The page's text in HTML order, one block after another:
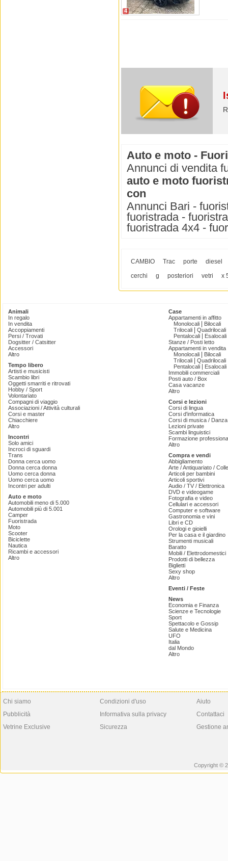
4
Auto e moto -
Annunci di vendita
auto e moto
con
Annunci Bari -
fuoristrada -
fuoristrada 4x4 -
CAMBIO Trac porte
diesel
cerchi
g posteriori vetri x
Animali
In regalo
In vendita
Accoppiamenti
Persi / Trovati
Dogsitter / Catsitter
Accessori
Altro
Tempo libero
Artisti e musicisti
Scambio libri
Oggetti smarriti e ritrovati
Hobby / Sport
Volontariato
Compagni di viaggio
Associazioni / Attività culturali
Corsi e master
Chiacchiere
Altro
Incontri
Solo amici
Incroci di sguardi
Trans
Donna cerca uomo
Donna cerca donna
Uomo cerca donna
Uomo cerca uomo
Incontri per adulti
Auto e moto
Automobili meno di 5.000
Automobili più di 5.001
Camper
Fuoristrada
Moto
Scooter
Biciclette
Nautica
Ricambi e accessori
Altro
Case
Appartamenti in affitto
Monolocali
Bilocali
Trilocali
Quadrilocali
Pentalocali
Esalocali
Stanze / Posti letto
Appartamenti in vendita
Monolocali
Bilocali
Trilocali
Quadrilocali
Pentalocali
Esalocali
Immobili commerciali
Posti auto / Box
Casa vacanze
Altro
Corsi e lezioni
Corsi di lingua
Corsi d'informatica
Corsi di musica /
Lezioni private
Scambi linguistici
Formazione
Altro
Compra e vendi
Abbigliamento
Arte / Antiquariato /
Articoli per bambini
Articoli sportivi
Audio / TV / Elettronica
DVD e videogame
Fotografia e video
Cellulari e accessori
Computer e software
Gastronomia e vini
Libri e CD
Orologi e gioielli
Per la casa e il giardino
Strumenti musicali
Baratto
Mobili / Elettrodomestici
Prodotti di bellezza
Biglietti
Sexy shop
Altro
Eventi / Feste
News
Economia e Finanza
Scienze e Tecnologie
Sport
Spettacolo e Gossip
Salute e Medicina
UFO
Italia
dal Mondo
Altro
Chi siamo
Pubblicità
Vetrine Exclusive
Condizioni d'uso
Informativa sulla privacy
Sicurezza
Aiuto
Contattaci
Gestione
Copyright ©